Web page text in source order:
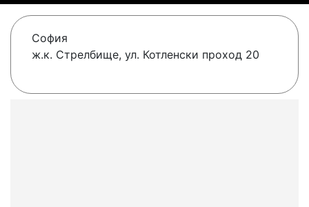
София
ж.к. Стрелбище, ул. Котленски проход 20